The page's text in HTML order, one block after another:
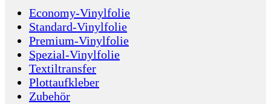
Economy-Vinylfolie
Standard-Vinylfolie
Premium-Vinylfolie
Spezial-Vinylfolie
Textiltransfer
Plottaufkleber
Zubehör